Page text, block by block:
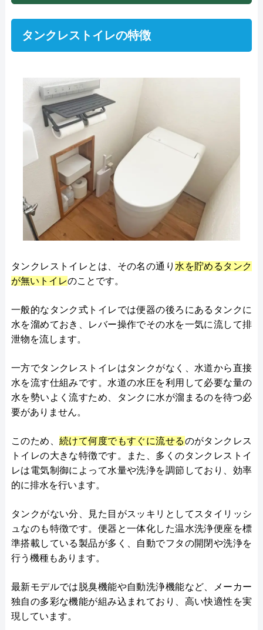
タンクレストイレの特徴
タンクレストイレとは、その名の通り 水を貯めるタンク
が無いトイレのことです。
一般的なタンク式トイレでは便器の後ろにあるタンクに
水を溜めておき、レバー操作でその水を一気に流して排
泄物を流します。
一方でタンクレストイレはタンクがなく、水道から直接
水を流す仕組みです。水道の水圧を利用して必要な量の
水を勢いよく流すため、タンクに水が溜まるのを待つ必
要がありません。
このため、続けて何度でもすぐに流せるのがタンクレス
トイレの大きな特徴です。また、多くのタンクレストイ
レは電気制御によって水量や洗浄を調節しており、効率
的に排水を行います。
タンクがない分、見た目がスッキリとしてスタイリッシ
ュなのも特徴です。便器と一体化した温水洗浄便座を標
準搭載している製品が多く、自動でフタの開閉や洗浄を
行う機種もあります。
最新モデルでは脱臭機能や自動洗浄機能など、メーカー
独自の多彩な機能が組み込まれており、高い快適性を実
現しています。